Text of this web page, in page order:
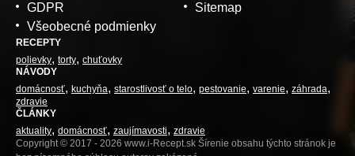
GDPR
Všeobecné podmienky
Sitemap
RECEPTY
polievky torty chuťovky
NÁVODY
domácnosť
kuchyňa starostlivosť o telo pestovanie varenie
záhrada
zdravie
ČLÁNKY
aktuality domácnosť zaujímavosti
zdravie
Copyright © 2017 - 2026 www.i-Recept.sk Šírenie obsahu týchto stránok je